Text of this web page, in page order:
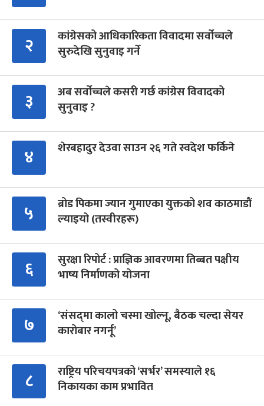
२
कांग्रेसको आधिकारिकता विवादमा सर्वोच्चले
सुरुदेखि सुनुवाइ गर्ने
३
अब सर्वोच्चले कसरी गर्छ कांग्रेस विवादको
सुनुवाइ ?
४ शेरबहादुर देउवा साउन २६ गते स्वदेश फर्किने
५
ब्रोड पिकमा ज्यान गुमाएका युक्तको शव काठमाडौं
ल्याइयो (तस्वीरहरू)
६
सुरक्षा रिपोर्ट : प्राज्ञिक आवरणमा तिब्बत पक्षीय
भाष्य निर्माणको योजना
७
‘संसद्‍मा कालो चस्मा खोल्नू, बैठक चल्दा सेयर
कारोबार नगर्नू’
८
राष्ट्रिय परिचयपत्रको ‘सर्भर’ समस्याले १६
निकायका काम प्रभावित